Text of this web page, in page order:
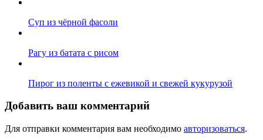
Суп из чёрной фасоли
Рагу из батата с рисом
Пирог из поленты с ежевикой и свежей кукурузой
Добавить ваш комментарий
Для отправки комментария вам необходимо авторизоваться.